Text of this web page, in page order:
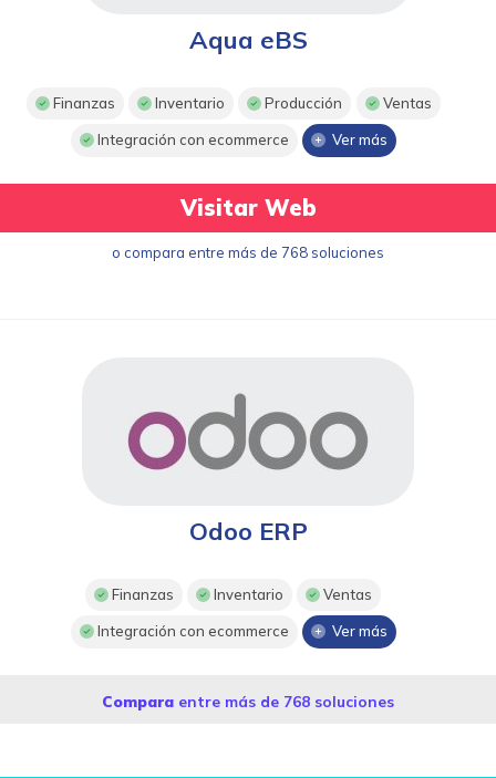
Aqua eBS
Finanzas Inventario Producción Ventas
Integración con ecommerce Ver más
Visitar Web
o compara entre más de 768 soluciones
Odoo ERP
Finanzas Inventario Ventas
Integración con ecommerce Ver más
Compara entre más de 768 soluciones